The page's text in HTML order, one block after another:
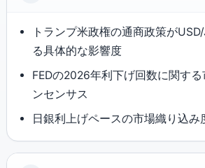
トランプ米政権の通商政策が
る具体的な影響度
FEDの2026年利下げ回数に関する
ンセンサス
日銀利上げペースの市場織り込み